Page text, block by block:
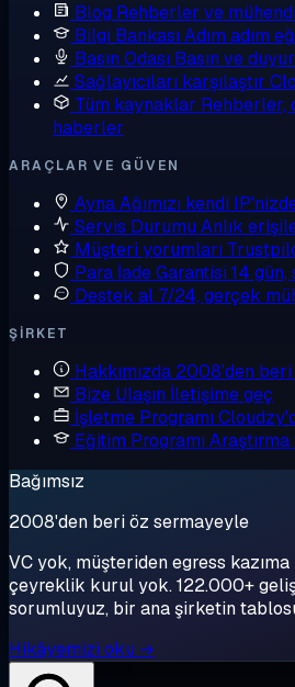
Blog Rehberler ve
Bilgi Bankası Adım adım
Basın Odası Basın ve
Sağlayıcıları karşılaştır
Tüm kaynaklar Rehberler,
haberler
ARAÇLAR VE GÜVEN
AynaAğımızı kendi
Servis Durumu Anlık
Müşteri yorumları
Para İade Garantisi 14
Destek al 7/24, gerçek
ŞIRKET
Hakkımızda 2008'den beri
Bize Ulaşın İletişime geç
İşletme Programı
Eğitim Programı
Bağımsız
2008'den beri öz sermayeyle
VC yok, müşteriden egress kazıma
çeyreklik kurul yok. 122.000+
sorumluyuz, bir ana şirketin
Hikâyemizi oku →